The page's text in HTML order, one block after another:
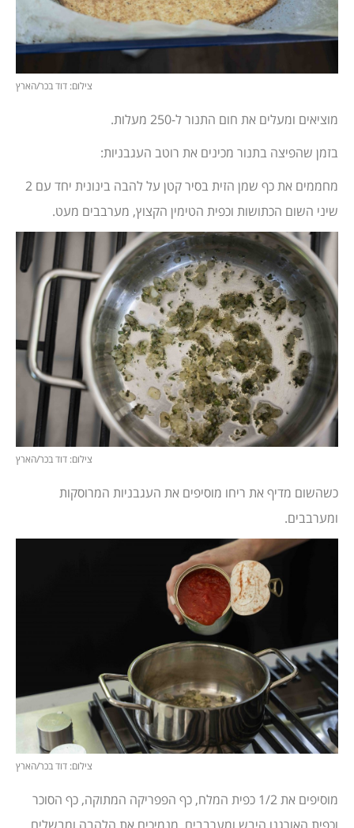
צילום: דוד בכר/הארץ
מוציאים ומעלים את חום התנור ל-250 מעלות.
בזמן שהפיצה בתנור מכינים את רוטב העגבניות:
מחממים את כף שמן הזית בסיר קטן על להבה בינונית יחד עם 2
שיני השום הכתושות וכפית הטימין הקצוץ, מערבבים מעט.
צילום: דוד בכר/הארץ
כשהשום מדיף את ריחו מוסיפים את העגבניות המרוסקות
ומערבבים.
צילום: דוד בכר/הארץ
מוסיפים את 1/2 כפית המלח, כף הפפריקה המתוקה, כף הסוכר